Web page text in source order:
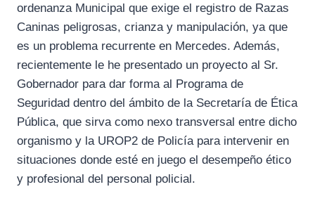
ordenanza Municipal que exige el registro de Razas
Caninas peligrosas, crianza y manipulación, ya que
es un problema recurrente en Mercedes. Además,
recientemente le he presentado un proyecto al Sr.
Gobernador para dar forma al Programa de
Seguridad dentro del ámbito de la Secretaría de Ética
Pública, que sirva como nexo transversal entre dicho
organismo y la UROP2 de Policía para intervenir en
situaciones donde esté en juego el desempeño ético
y profesional del personal policial.